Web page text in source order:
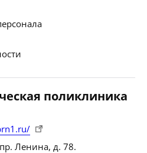
поликлиника
Ленина, д. 78.